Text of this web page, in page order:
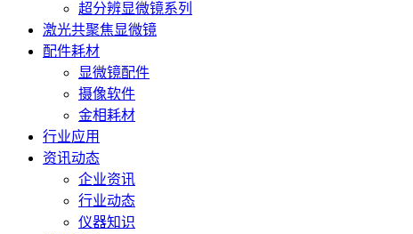
超分辨显微镜系列
激光共聚焦显微镜
配件耗材
显微镜配件
摄像软件
金相耗材
行业应用
资讯动态
企业资讯
行业动态
仪器知识